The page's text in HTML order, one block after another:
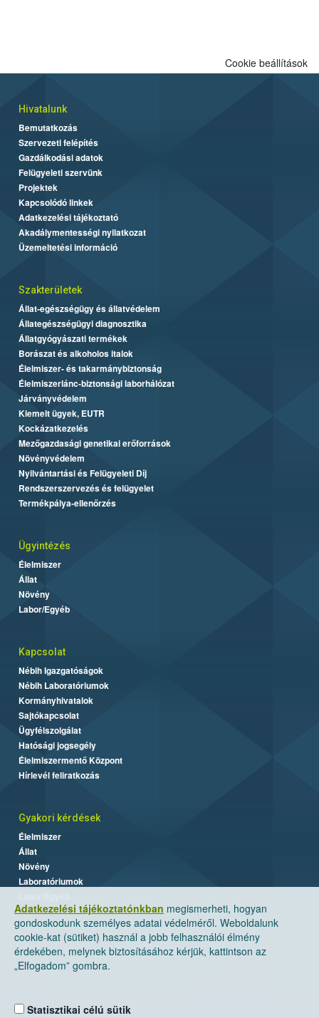
Adatkezelési tájékoztatónkban megismerheti, hogyan
gondoskodunk személyes adatai védelméről. Weboldalunk
cookie-kat (sütiket) használ a jobb felhasználói élmény
érdekében, melynek biztosításához kérjük, kattintson az
„Elfogadom” gombra.
Statisztikai célú sütik
Cookie beállítások
Hivatalunk
Bemutatkozás
Szervezeti felépítés
Gazdálkodási adatok
Felügyeleti szervünk
Projektek
Kapcsolódó linkek
Adatkezelési tájékoztató
Akadálymentességi nyilatkozat
Üzemeltetési információ
Szakterületek
Állat-egészségügy és állatvédelem
Állategészségügyi diagnosztika
Állatgyógyászati termékek
Borászat és alkoholos italok
Élelmiszer- és takarmánybiztonság
Élelmiszerlánc-biztonsági laborhálózat
Járványvédelem
Kiemelt ügyek, EUTR
Kockázatkezelés
Mezőgazdasági genetikai erőforrások
Növényvédelem
Nyilvántartási és Felügyeleti Díj
Rendszerszervezés és felügyelet
Termékpálya-ellenőrzés
Ügyintézés
Élelmiszer
Állat
Növény
Labor/Egyéb
Kapcsolat
Nébih Igazgatóságok
Nébih Laboratóriumok
Kormányhivatalok
Sajtókapcsolat
Ügyfélszolgálat
Hatósági jogsegély
Élelmiszermentő Központ
Hírlevél feliratkozás
Gyakori kérdések
Élelmiszer
Állat
Növény
Laboratóriumok